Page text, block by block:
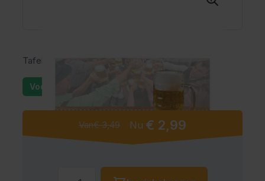
Tafelloper Oktoberfest (600 x 65 cm)
Voorraad: 25+
Van€ 3,49 Nu € 2,99